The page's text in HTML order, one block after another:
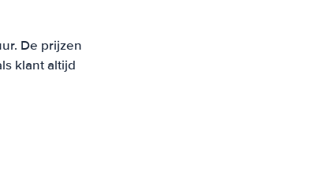
De prijzen
klant altijd